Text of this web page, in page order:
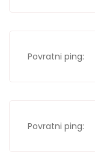
Povratni ping:
Povratni ping: